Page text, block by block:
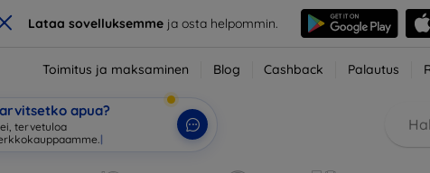
Lataa sovelluksemmeja osta helpommin.
Toimitus ja maksaminen Blog Cashback Palautus
apua?
tervetuloa
|